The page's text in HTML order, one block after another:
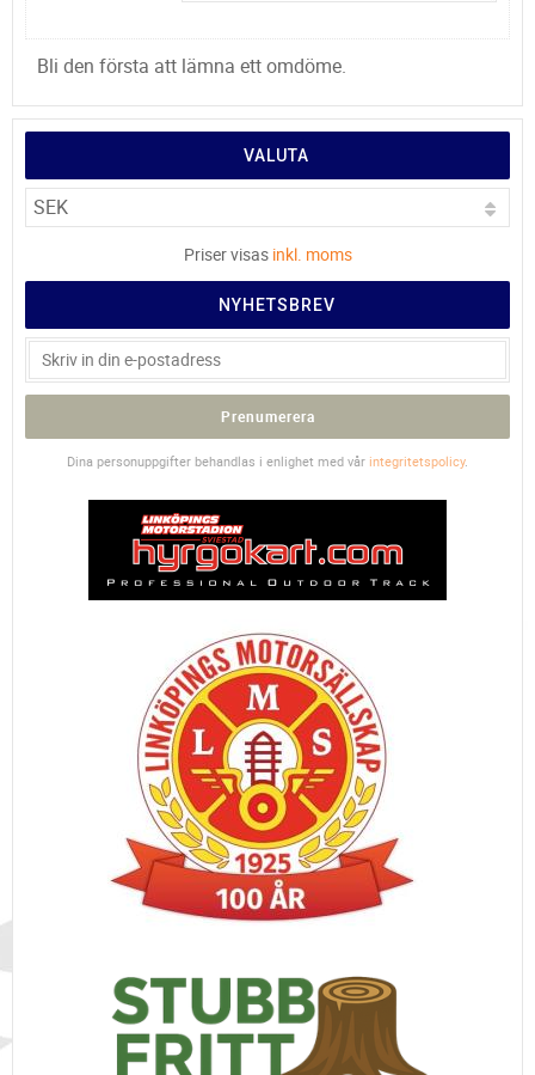
Bli den första att lämna ett omdöme.
VALUTA
Priser visas inkl. moms
NYHETSBREV
Prenumerera
Dina personuppgifter behandlas i enlighet med vår integritetspolicy.